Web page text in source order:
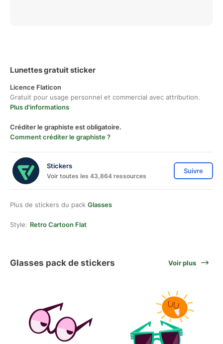
Lunettes gratuit sticker
Licence Flaticon
Gratuit pour usage personnel et commercial avec attribution.
Plus d'informations
Créditer le graphiste est obligatoire.
Comment créditer le graphiste ?
Stickers
Voir toutes les 43,864 ressources
Suivre
Plus de stickers du pack Glasses
Style: Retro Cartoon Flat
Glasses pack de stickers Voir plus